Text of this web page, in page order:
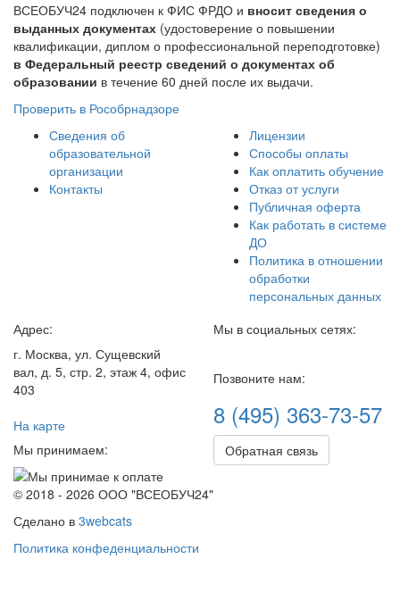
ВСЕОБУЧ24 подключен к ФИС ФРДО и вносит сведения о
выданных документах (удостоверение о повышении
квалификации, диплом о профессиональной переподготовке)
в Федеральный реестр сведений о документах об
образовании в течение 60 дней после их выдачи.
Проверить в Рособрнадзоре
Сведения об
образовательной
организации
Контакты
Лицензии
Способы оплаты
Как оплатить обучение
Отказ от услуги
Публичная оферта
Как работать в системе
ДО
Политика в отношении
обработки
персональных данных
Адрес:
г. Москва, ул. Сущевский
вал, д. 5, стр. 2, этаж 4, офис
403
На карте
Мы принимаем:
Мы в социальных сетях:
Позвоните нам:
8 (495) 363-73-57
Обратная связь
© 2018 - 2026 ООО "ВСЕОБУЧ24"
Сделано в 3webcats
Политика конфеденциальности